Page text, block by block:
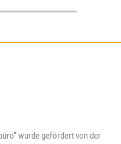
wurde gefördert von der